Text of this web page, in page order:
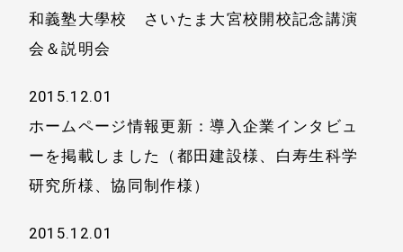
事例と実績
導入企業一覧
メディア掲載
書籍・DVD
メールマガジン
和義塾大學校 さいたま大宮校開校記念講演
会＆説明会
2015.12.01
ホームページ情報更新：導入企業インタビュ
ーを掲載しました（都田建設様、白寿生科学
研究所様、協同制作様）
2015.12.01